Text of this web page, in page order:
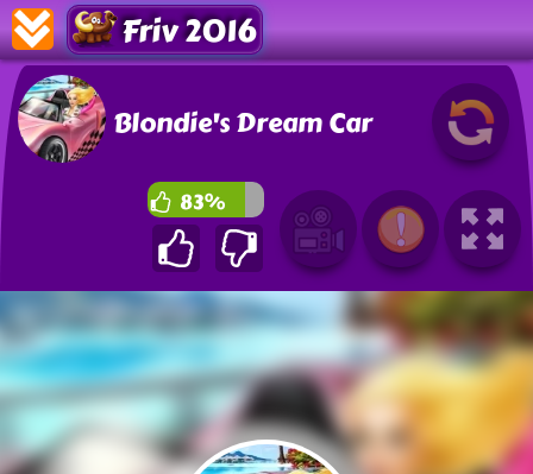
Friv 2016
Blondie's Dream Car
83%